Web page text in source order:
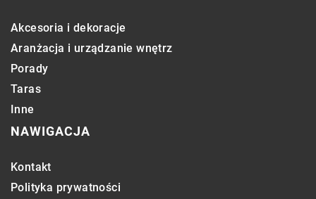
Akcesoria i dekoracje
Aranżacja i urządzanie wnętrz
Porady
Taras
Inne
NAWIGACJA
Kontakt
Polityka prywatności